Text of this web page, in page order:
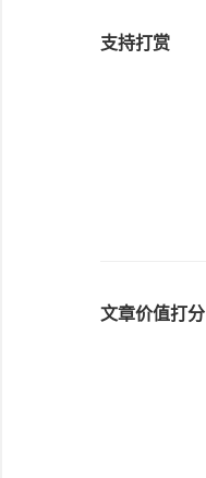
支持打赏
文章价值打分